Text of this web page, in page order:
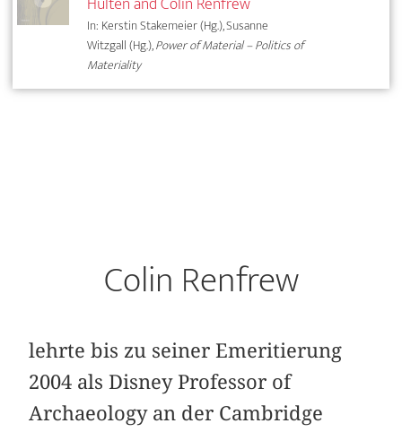
In: Kerstin Stakemeier (Hg.), Susanne
Witzgall (Hg.),Power of Material – Politics of
Materiality
Colin Renfrew
lehrte bis zu seiner Emeritierung
2004 als Disney Professor of
Archaeology an der Cambridge